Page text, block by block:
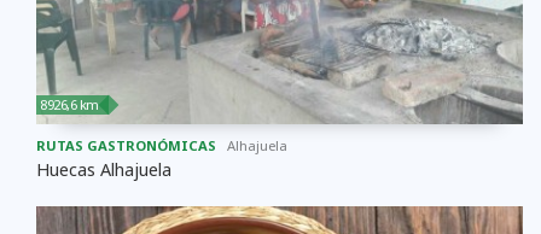
8926,6 km
RUTAS GASTRONÓMICAS Alhajuela
Huecas Alhajuela